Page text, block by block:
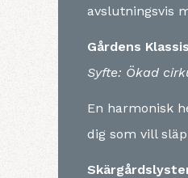
avslutningsvis
Gårdens
Syfte: Ökad
En harmonisk
dig som vill